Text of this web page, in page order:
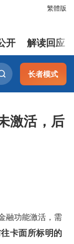
繁體版
开 解读回应
长者模式
激活，后
融功能激活，需
卡面所标明的